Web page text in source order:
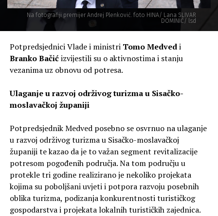
Na fotografiji premijer Andrej Plenković. foto HINA/ Lana SLIVAR
DOMINIĆ/ lsd
Potpredsjednici Vlade i ministri Tomo Medvedi
Branko Bačićizvijestili su o aktivnostima i stanju
vezanima uz obnovu od potresa.
Ulaganje u razvoj održivog turizma u Sisačko-
moslavačkoj županiji
Potpredsjednik Medved posebno se osvrnuo na ulaganje
u razvoj održivog turizma u Sisačko-moslavačkoj
županiji te kazao da je to važan segment revitalizacije
potresom pogođenih područja. Na tom području u
protekle tri godine realizirano je nekoliko projekata
kojima su poboljšani uvjeti i potpora razvoju posebnih
oblika turizma, podizanja konkurentnosti turističkog
gospodarstva i projekata lokalnih turističkih zajednica.